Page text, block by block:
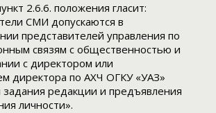
2.6.6. положения гласит:
СМИ допускаются в
представителей управления по
связям с общественностью и
с директором или
директора по АХЧ ОГКУ «УАЗ»
задания редакции и предъявления
личности».